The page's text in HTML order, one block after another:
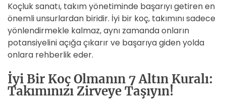
Koçluk sanatı, takım yönetiminde başarıyı getiren en
önemli unsurlardan biridir. İyi bir koç, takımını sadece
yönlendirmekle kalmaz, aynı zamanda onların
potansiyelini açığa çıkarır ve başarıya giden yolda
onlara rehberlik eder.
İyi Bir Koç Olmanın 7 Altın Kuralı:
Takımınızı Zirveye Taşıyın!